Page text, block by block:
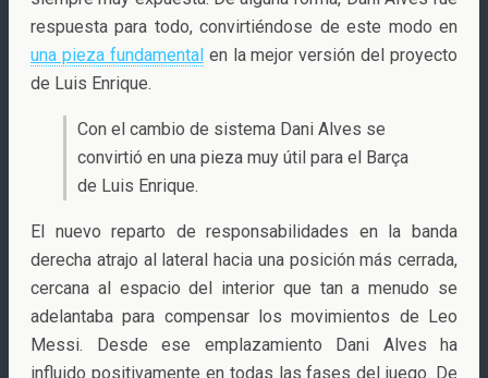
respuesta para todo, convirtiéndose de este modo en
una pieza fundamentalen la mejor versión del proyecto
de Luis Enrique.
Con el cambio de sistema Dani Alves se
convirtió en una pieza muy útil para el Barça
de Luis Enrique.
El nuevo reparto de responsabilidades en la banda
derecha atrajo al lateral hacia una posición más cerrada,
cercana al espacio del interior que tan a menudo se
adelantaba para compensar los movimientos de Leo
Messi. Desde ese emplazamiento Dani Alves ha
influido positivamente en todas las fases del juego. De